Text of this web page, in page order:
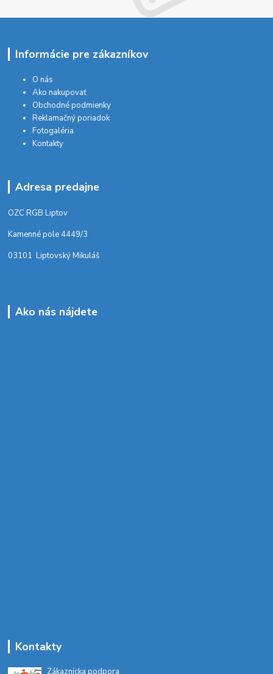
Informácie pre zákazníkov
O nás
Ako nakupovať
Obchodné podmienky
Reklamačný poriadok
Fotogaléria
Kontakty
Adresa predajne
OZC RGB Liptov
Kamenné pole 4449/3
03101 Liptovský Mikuláš
Ako nás nájdete
Kontakty
Zákaznícka podpora